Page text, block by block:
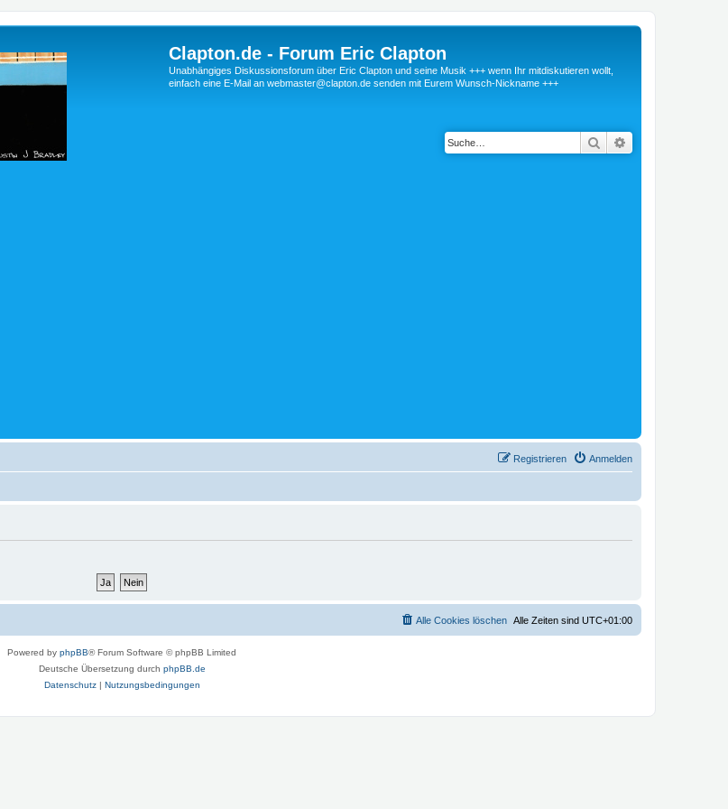
Clapton.de - Forum Eric Clapton
Unabhängiges Diskussionsforum über Eric Clapton und seine Musik +++ wenn Ihr mitdiskutieren wollt,
einfach eine E-Mail an webmaster@clapton.de senden mit Eurem Wunsch-Nickname +++
Suche
Anmelden
Registrieren
Alle Zeiten sind UTC+01:00
Alle Cookies löschen
Powered by phpBB® Forum Software © phpBB Limited
Deutsche Übersetzung durch phpBB.de
Datenschutz| Nutzungsbedingungen